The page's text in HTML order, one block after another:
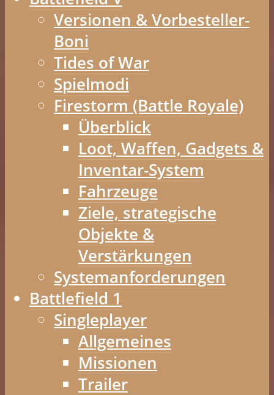
Versionen & Vorbesteller-
Boni
Tides of War
Spielmodi
Firestorm (Battle Royale)
Überblick
Loot, Waffen, Gadgets &
Inventar-System
Fahrzeuge
Ziele, strategische
Objekte &
Verstärkungen
Systemanforderungen
Battlefield 1
Singleplayer
Allgemeines
Missionen
Trailer